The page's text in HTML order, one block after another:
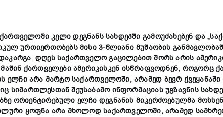
კელიდეგნანს სახდეპში გამოუძახებენ და „
ურთიერთობებსმისი3-წლიანი მუშაობის
. დღეს საქართველოგაცილებითშორსარის
მაშინ ქართველებიამერიკისკენ ისწრაფვოდნენ, როგორც
ელჩი არა მარტოსაქართველოში,არამედ ბევრ ქვეყანაში
სიმართლესთან შეუსაბამო ინფორმაციასუგზავნის
ორიენტირებული ელჩი დეგნანის მიკერძოებულმა
ყოფნა არა მხოლოდსაქართველოში,არამედ